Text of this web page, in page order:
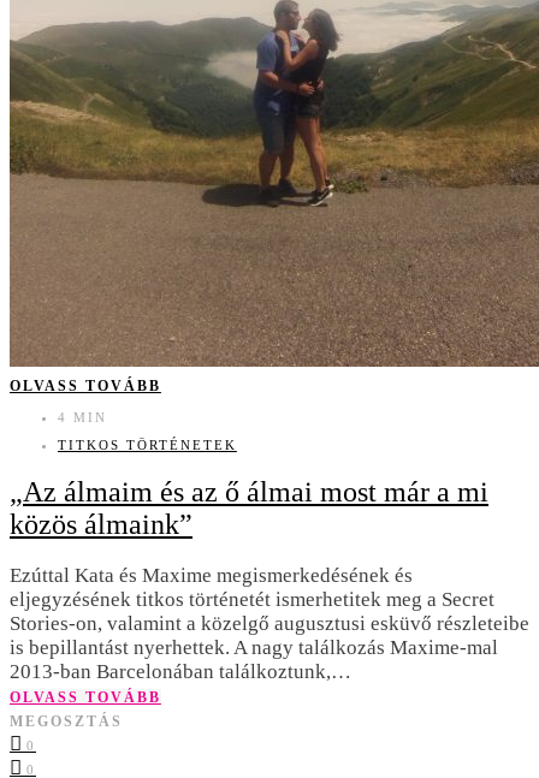
OLVASS TOVÁBB
4 MIN
TITKOS TÖRTÉNETEK
„Az álmaim és az ő álmai most már a mi
közös álmaink”
Ezúttal Kata és Maxime megismerkedésének és
eljegyzésének titkos történetét ismerhetitek meg a Secret
Stories-on, valamint a közelgő augusztusi esküvő részleteibe
is bepillantást nyerhettek. A nagy találkozás Maxime-mal
2013-ban Barcelonában találkoztunk,…
OLVASS TOVÁBB
MEGOSZTÁS
0
0